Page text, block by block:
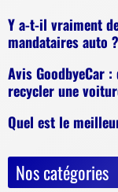
Y a-t-il vraiment
mandataires auto ?
Avis GoodbyeCar
recycler une
Quel est le
Nos catégories